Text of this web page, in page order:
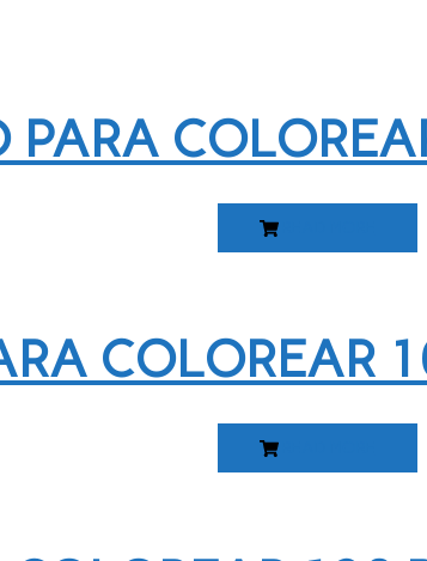
PARA
READ MORE
COLOREAR
READ MORE